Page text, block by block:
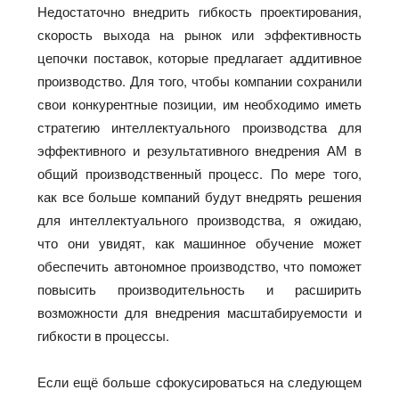
Недостаточно внедрить гибкость проектирования,
скорость выхода на рынок или эффективность
цепочки поставок, которые предлагает аддитивное
производство. Для того, чтобы компании сохранили
свои конкурентные позиции, им необходимо иметь
стратегию интеллектуального производства для
эффективного и результативного внедрения АМ в
общий производственный процесс. По мере того,
как все больше компаний будут внедрять решения
для интеллектуального производства, я ожидаю,
что они увидят, как машинное обучение может
обеспечить автономное производство, что поможет
повысить производительность и расширить
возможности для внедрения масштабируемости и
гибкости в процессы.
Если ещё больше сфокусироваться на следующем